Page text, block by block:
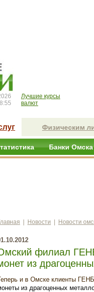
Лучшие курсы
валют
Физическим
Банки Омска
Новости Новости
филиал
из
и в Омске клиенты
из драгоценных